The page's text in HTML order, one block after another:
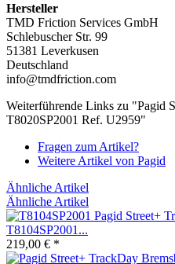
Hersteller
TMD Friction Services GmbH
Schlebuscher Str. 99
51381 Leverkusen
Deutschland
info@tmdfriction.com
Weiterführende Links zu "Pagid
T8020SP2001 Ref. U2959"
Fragen zum Artikel?
Weitere Artikel von Pagid
Ähnliche Artikel
Ähnliche Artikel
Pagid Street+
T8104SP2001...
219,00 € *